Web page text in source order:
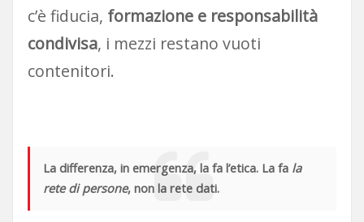
c’è fiducia, formazione e responsabilità
condivisa, i mezzi restano vuoti
contenitori.
La differenza, in emergenza, la fa l’etica. La fa la
rete di persone, non la rete dati.